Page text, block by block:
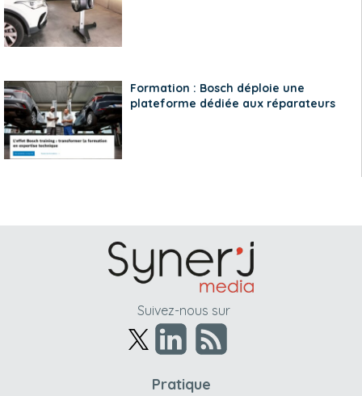
Formation : Bosch déploie une
plateforme dédiée aux réparateurs
Suivez-nous sur
Pratique